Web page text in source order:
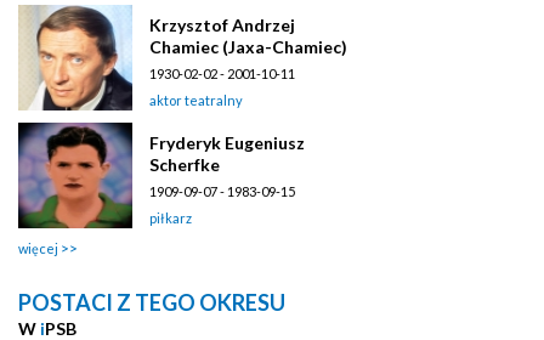
Krzysztof Andrzej
Chamiec (Jaxa-Chamiec)
1930-02-02 - 2001-10-11
aktor teatralny
Fryderyk Eugeniusz
Scherfke
1909-09-07 - 1983-09-15
piłkarz
więcej
POSTACI Z TEGO OKRESU
W iPSB